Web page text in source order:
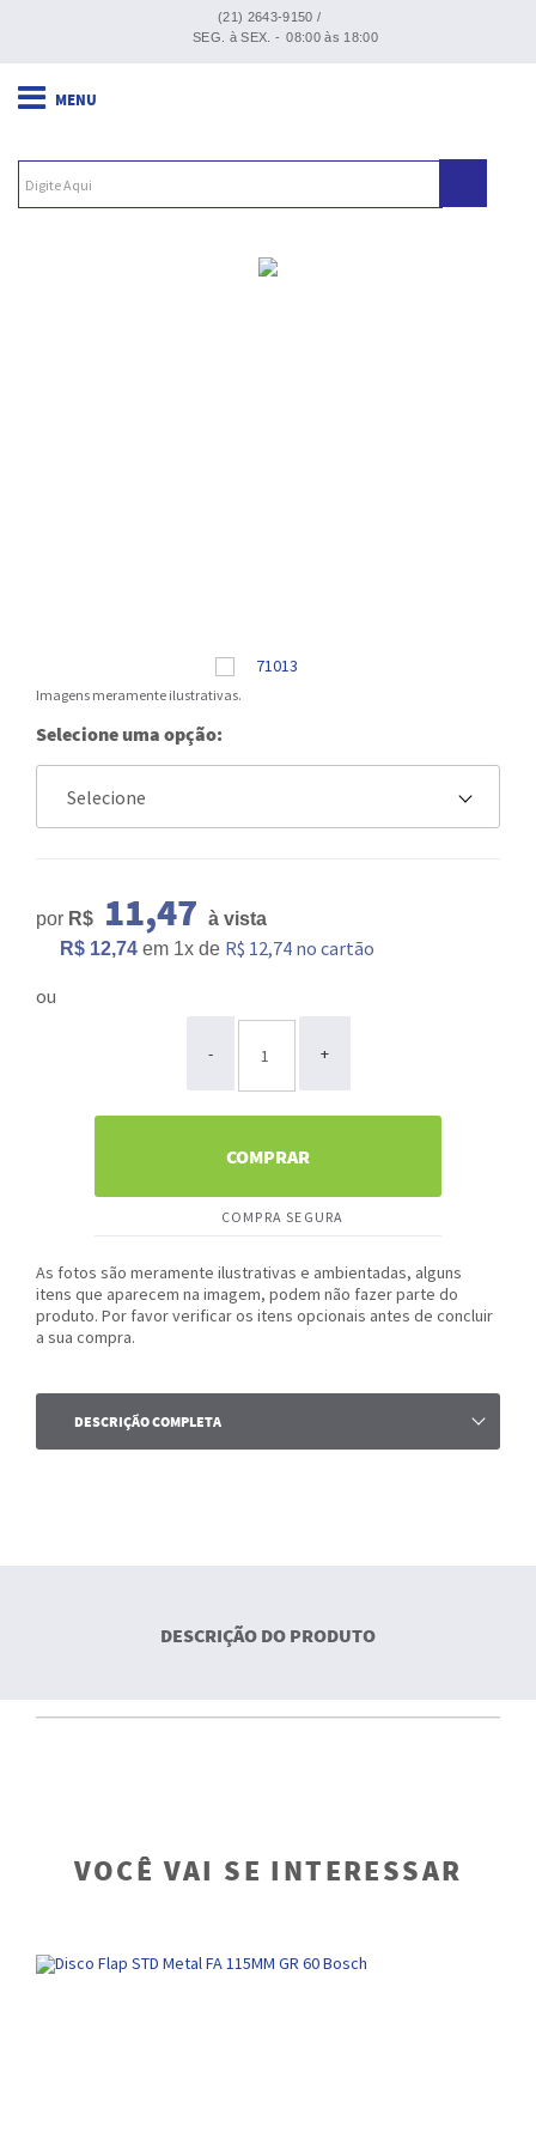
(21) 2643-9150 /
SEG. à SEX. - 08:00 às 18:00
Imagens meramente ilustrativas.
Selecione uma opção:
por R$ 11,47 à vista
R$ 12,74 em 1x de R$ 12,74 no cartão
ou
- +
COMPRA SEGURA
COMPRAR
As fotos são meramente ilustrativas e ambientadas, alguns
itens que aparecem na imagem, podem não fazer parte do
produto. Por favor verificar os itens opcionais antes de concluir
a sua compra.
DESCRIÇÃO COMPLETA
DESCRIÇÃO DO PRODUTO
VOCÊ VAI SE INTERESSAR